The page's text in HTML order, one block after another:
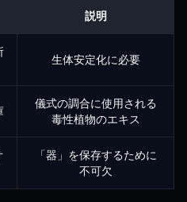
説明
生体安定化に必要
儀式の調合に使用される
毒性植物のエキス
「器」を保存するために
不可欠